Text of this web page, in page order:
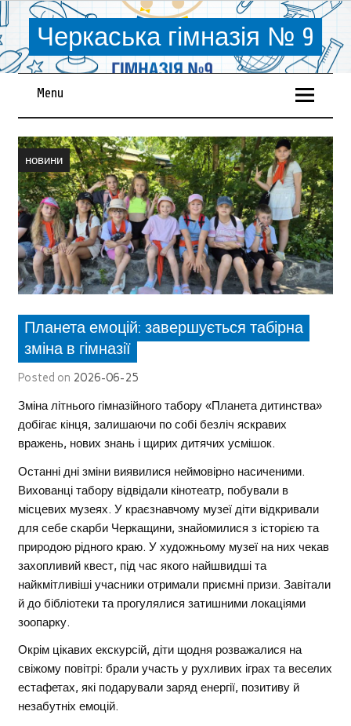
Черкаська гімназія № 9
Menu
новини
Планета емоцій: завершується табірна
зміна в гімназії
Posted on 2026-06-25
Зміна літнього гімназійного табору «Планета дитинства»
добігає кінця, залишаючи по собі безліч яскравих
вражень, нових знань і щирих дитячих усмішок.
Останні дні зміни виявилися неймовірно насиченими.
Вихованці табору відвідали кінотеатр, побували в
місцевих музеях. У краєзнавчому музеї діти відкривали
для себе скарби Черкащини, знайомилися з історією та
природою рідного краю. У художньому музеї на них чекав
захопливий квест, під час якого найшвидші та
найкмітливіші учасники отримали приємні призи. Завітали
й до бібліотеки та прогулялися затишними локаціями
зоопарку.
Окрім цікавих екскурсій, діти щодня розважалися на
свіжому повітрі: брали участь у рухливих іграх та веселих
естафетах, які подарували заряд енергії, позитиву й
незабутніх емоцій.